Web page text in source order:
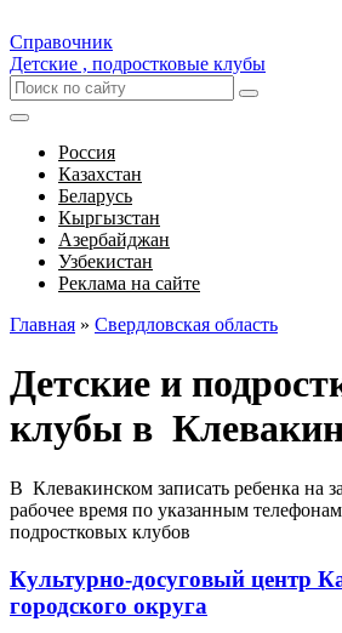
Справочник
Детские , подростковые клубы
Россия
Казахстан
Беларусь
Кыргызстан
Азербайджан
Узбекистан
Реклама на сайте
Главная » Свердловская область
Детские и
клубы в
В Клевакинском записать ребенка на
рабочее время по указанным
подростковых клубов
Культурно-досуговый центр
городского округа